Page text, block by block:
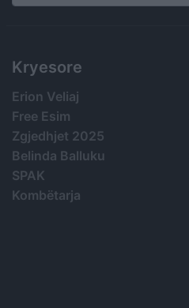
Search
Kryesore
Erion Veliaj
Free Esim
Zgjedhjet 2025
Belinda Balluku
SPAK
Kombëtarja